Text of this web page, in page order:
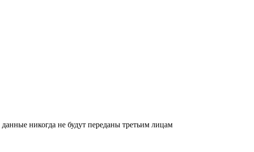
никогда не будут переданы третьим лицам